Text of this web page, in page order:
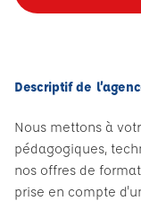
Descriptif de
Nous mettons à
pédagogiques,
nos offres de
prise en compte